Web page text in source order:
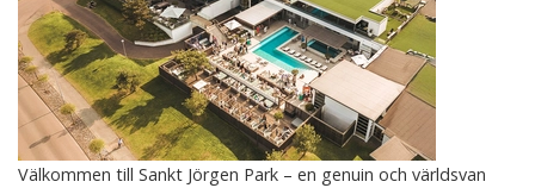
Välkommen till Sankt Jörgen Park – en genuin och världsvan